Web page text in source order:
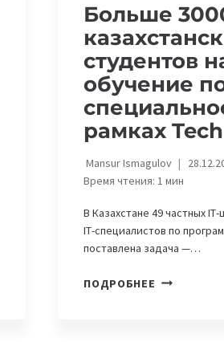
Больше
студентов
обучение
рамках
Mansur Ismagulov
Время чтения: 1мин
В Казахстане 49 частных
ІТ-специалистов по
поставлена задача —…
ПОДРОБНЕЕ БОЛЬШЕ